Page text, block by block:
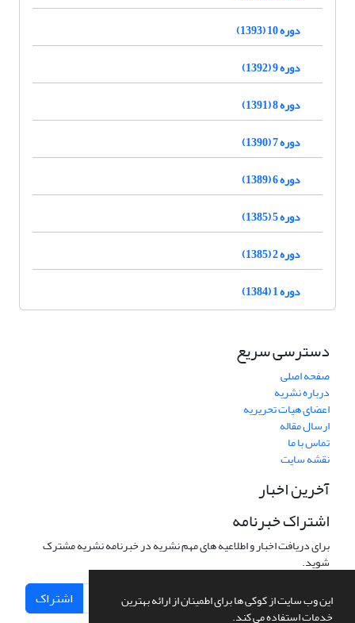
این وب سایت از کوکی ها برای اطمینان از ارائه بهترین
خدمات استفاده می کند.
دوره 10 (1393)
دوره 9 (1392)
دوره 8 (1391)
دوره 7 (1390)
دوره 6 (1389)
دوره 5 (1385)
دوره 2 (1385)
دوره 1 (1384)
دسترسی سریع
صفحه اصلی
درباره نشریه
اعضای هیات تحریریه
ارسال مقاله
تماس با ما
نقشه سایت
آخرین اخبار
اشتراک خبرنامه
برای دریافت اخبار و اطلاعیه های مهم نشریه در خبرنامه نشریه مشترک
شوید.
اشتراک